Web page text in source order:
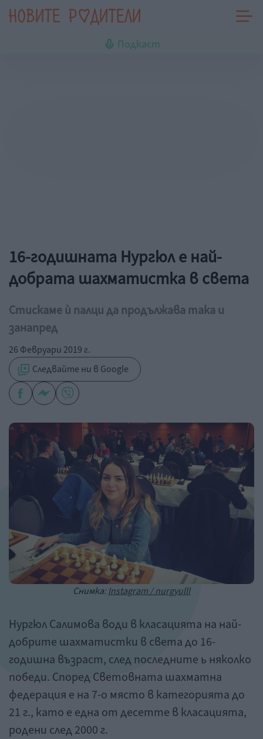
Подкаст
16-годишната Нургюл е най-
добрата шахматистка в света
Стискаме ѝ палци да продължава така и
занапред
26 Февруари 2019 г.
Следвайте ни в Google
Снимка:Instagram / nurgyulll
Нургюл Салимова води в класацията на най-
добрите шахматистки в света до 16-
годишна възраст, след последните ь няколко
победи. Според Световната шахматна
федерация е на 7-о място в категорията до
21 г., като е една от десетте в класацията,
родени след 2000 г.